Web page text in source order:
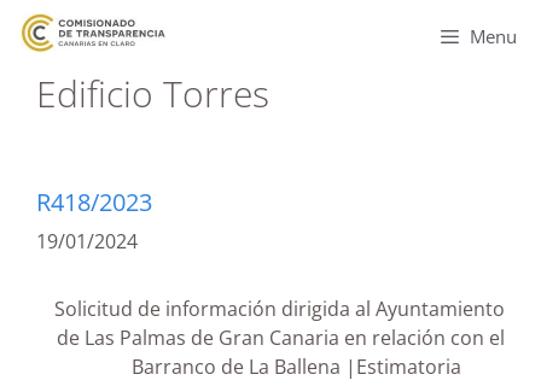
Menu
Edificio Torres
R418/2023
19/01/2024
Solicitud de información dirigida al Ayuntamiento
de Las Palmas de Gran Canaria en relación con el
Barranco de La Ballena |Estimatoria